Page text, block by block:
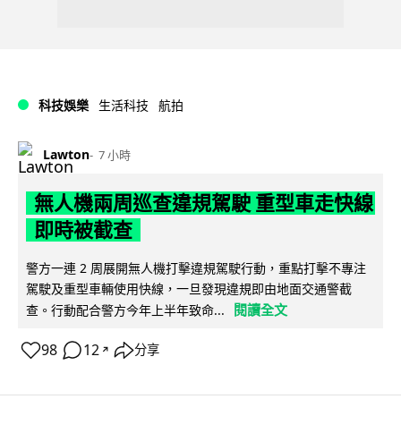
科技娛樂 生活科技 航拍
Lawton 7 小時
無人機兩周巡查違規駕駛 重型車走快線
即時被截查
警方一連 2 周展開無人機打擊違規駕駛行動，重點打擊不專注
駕駛及重型車輛使用快線，一旦發現違規即由地面交通警截
查。行動配合警方今年上半年致命...
閱讀全文
98 12 ↗ 分享